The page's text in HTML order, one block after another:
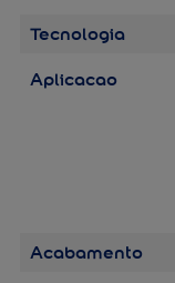
Tecnologia
Aplicacao
Acabamento